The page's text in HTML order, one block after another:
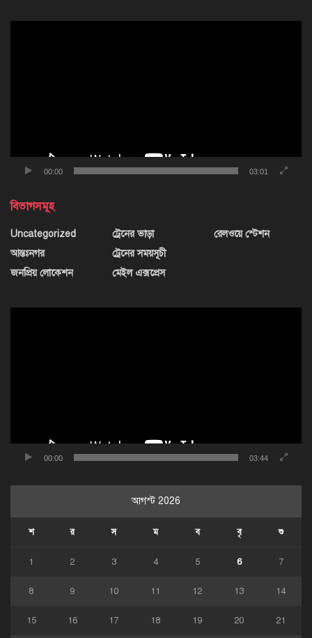
00:00 03:01
বিভাগসমূহ
Uncategorized
আন্তঃনগর
জনপ্রিয় লোকেশন
ট্রেনের ভাড়া
ট্রেনের সময়সূচী
মেইল এক্সপ্রেস
রেলওয়ে স্টেশন
00:00 03:44
আগস্ট 2026
শ র স ম ব বৃ শু
1 2 3 4 5 6 7
8 9 10 11 12 13 14
15 16 17 18 19 20 21